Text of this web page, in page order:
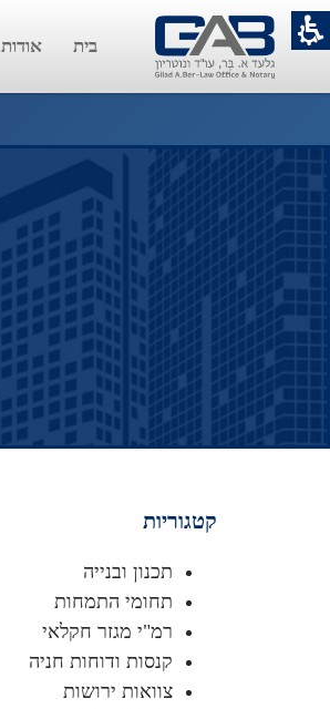
בית אודות
קטגוריות
תכנון ובנייה
תחומי התמחות
רמ"י מגזר חקלאי
קנסות ודוחות חניה
צוואות ירושות